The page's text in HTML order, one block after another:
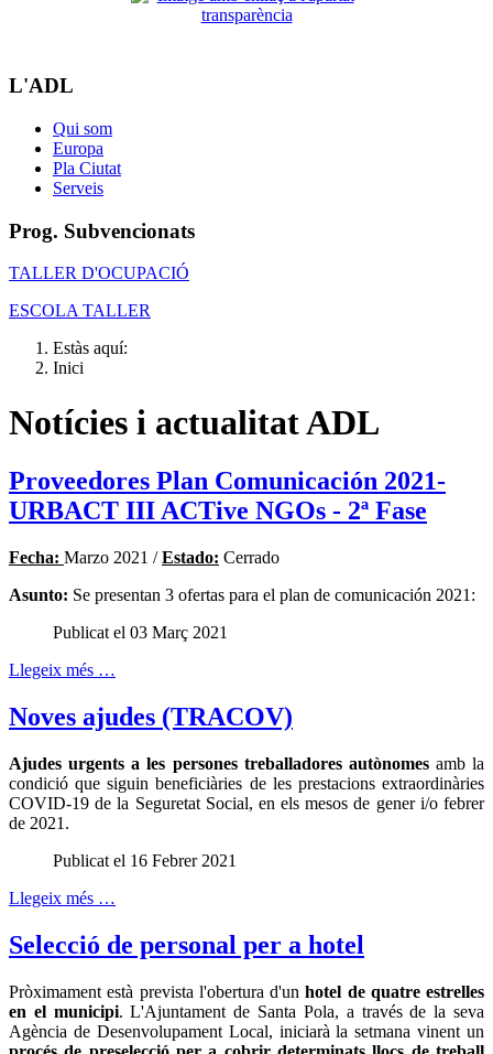
L'ADL
Qui som
Europa
Pla Ciutat
Serveis
Prog. Subvencionats
TALLER D'OCUPACIÓ
ESCOLA TALLER
Estàs aquí:
Inici
Notícies i actualitat ADL
Proveedores Plan Comunicación 2021-
URBACT III ACTive NGOs - 2ª Fase
Fecha: Marzo 2021 /Estado: Cerrado
Asunto: Se presentan 3 ofertas para el plan de comunicación 2021:
Publicat el 03 Març 2021
Llegeix més …
Noves ajudes (TRACOV)
Ajudes urgents a les persones treballadores autònomesamb la
condició que siguin beneficiàries de les prestacions extraordinàries
COVID-19 de la Seguretat Social, en els mesos de gener i/o febrer
de 2021.
Publicat el 16 Febrer 2021
Llegeix més …
Selecció de personal per a hotel
Pròximament està prevista l'obertura d'unhotel de quatre estrelles
en el municipi. L'Ajuntament de Santa Pola, a través de la seva
Agència de Desenvolupament Local, iniciarà la setmana vinent un